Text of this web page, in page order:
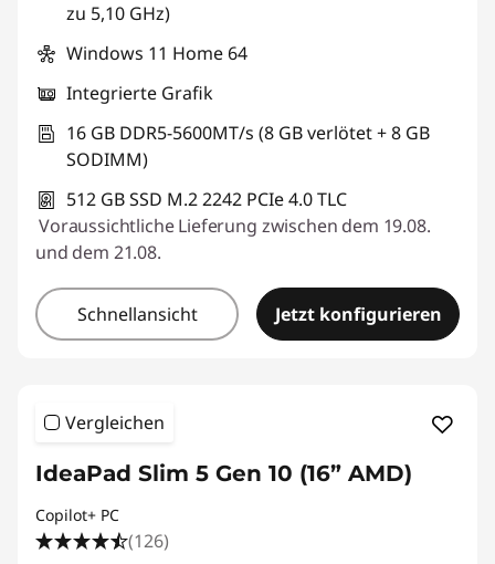
zu 5,10 GHz)
Windows 11 Home 64
Integrierte Grafik
16 GB DDR5-5600MT/s (8 GB verlötet + 8 GB
SODIMM)
512 GB SSD M.2 2242 PCIe 4.0 TLC
Voraussichtliche Lieferung zwischen dem 19.08.
und dem 21.08.
Schnellansicht Jetzt konfigurieren
Vergleichen
IdeaPad Slim 5 Gen 10 (16” AMD)
Copilot+ PC
(126)